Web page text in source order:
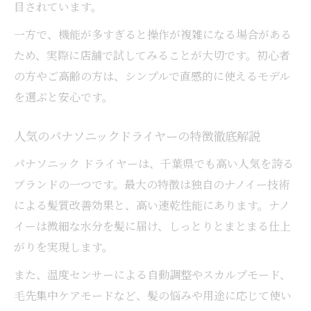
目されています。
一方で、機能が多すぎると操作が複雑になる場合がある
ため、実際に店舗で試してみることが大切です。初心者
の方やご高齢の方は、シンプルで直感的に使えるモデル
を選ぶと安心です。
人気のパナソニックドライヤーの特徴徹底解説
パナソニック ドライヤーは、千葉県でも高い人気を誇る
ブランドの一つです。最大の特徴は独自のナノイー技術
による髪質改善効果と、高い速乾性能にあります。ナノ
イーは微細な水分を髪に届け、しっとりとまとまる仕上
がりを実現します。
また、温度センサーによる自動調整やスカルプモード、
毛先集中ケアモードなど、髪の悩みや用途に応じて使い